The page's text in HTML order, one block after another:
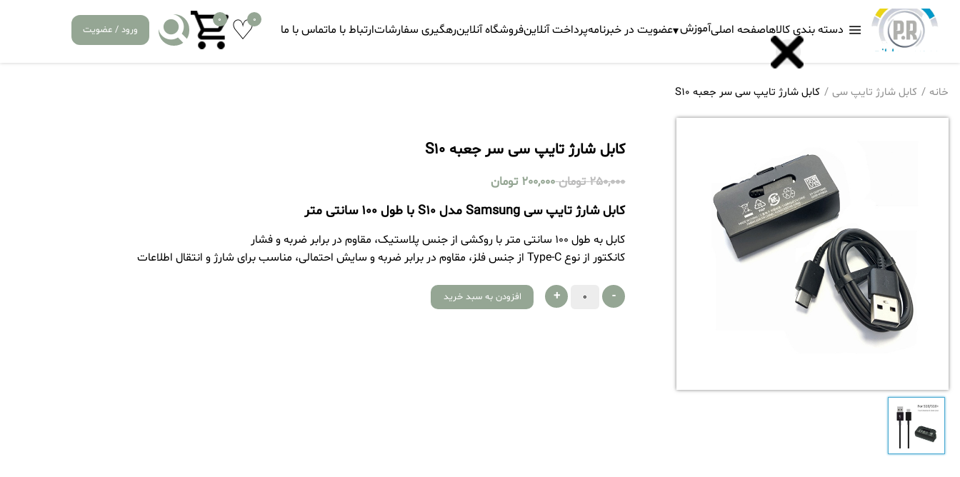
دسته بندی کالاهاصفحه اصلیآموزش عضویت در خبرنامهپرداخت آنلاینفروشگاه آنلاینرهگیری سفارشاتارتباط با ماتماس با ما
0
0
ورود / عضویت
خانه کابل شارژ تایپ سی کابل شارژ تایپ سی سر جعبه S10
کابل شارژ تایپ سی سر جعبه S10
250,000 تومان 200,000 تومان
کابل شارژ تایپ سی Samsung مدل S10 با طول 100 سانتی متر
کابل به طول 100 سانتی متر با روکشی از جنس پلاستیک، مقاوم در برابر ضربه و فشار
کانکتور از نوع Type-C از جنس فلز، مقاوم در برابر ضربه و سایش احتمالی، مناسب برای شارژ و انتقال اطلاعات
-
+ افزودن به سبد خرید